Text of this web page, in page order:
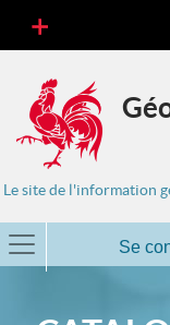
Le site de l'information
Se